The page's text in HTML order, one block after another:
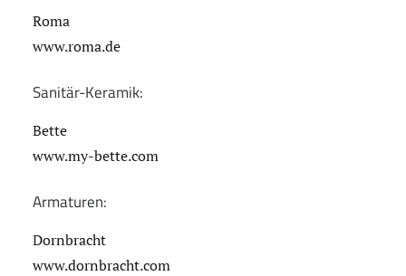
Roma
www.roma.de
Sanitär-Keramik:
Bette
www.my-bette.com
Armaturen:
Dornbracht
www.dornbracht.com